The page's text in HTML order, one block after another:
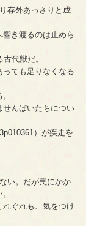
存外あっさりと成
き渡るのは止めら
代獣だ。
っても足りなくなる
んぱいたちについ
）が疾走を
い。だが罠にかか
ぐれも、気をつけ